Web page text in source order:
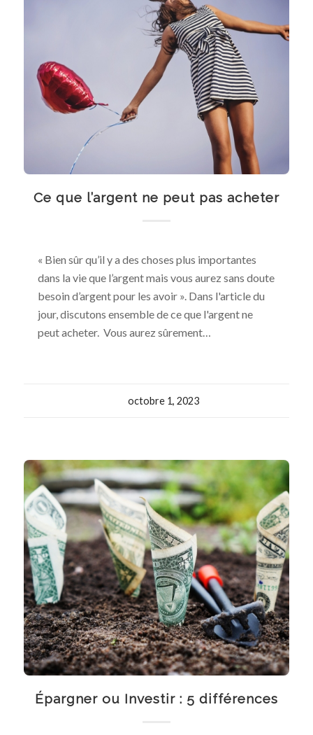
Ce que l’argent ne peut pas acheter
« Bien sûr qu’il y a des choses plus importantes
dans la vie que l’argent mais vous aurez sans doute
besoin d’argent pour les avoir ». Dans l'article du
jour, discutons ensemble de ce que l'argent ne
peut acheter. Vous aurez sûrement…
octobre 1, 2023
Épargner ou Investir : 5 différences